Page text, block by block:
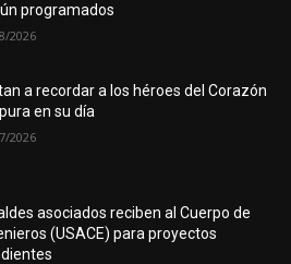
programados
2026
a recordar a los héroes del Corazón
en su día
2026
asociados reciben al Cuerpo de
(USACE) para proyectos